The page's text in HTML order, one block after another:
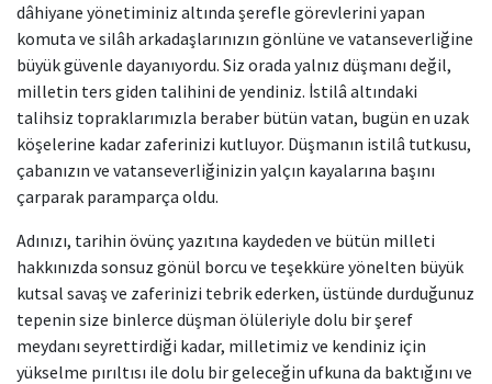
dâhiyane yönetiminiz altında şerefle görevlerini yapan
komuta ve silâh arkadaşlarınızın gönlüne ve vatanseverliğine
büyük güvenle dayanıyordu. Siz orada yalnız düşmanı değil,
milletin ters giden talihini de yendiniz. İstilâ altındaki
talihsiz topraklarımızla beraber bütün vatan, bugün en uzak
köşelerine kadar zaferinizi kutluyor. Düşmanın istilâ tutkusu,
çabanızın ve vatanseverliğinizin yalçın kayalarına başını
çarparak paramparça oldu.
Adınızı, tarihin övünç yazıtına kaydeden ve bütün milleti
hakkınızda sonsuz gönül borcu ve teşekküre yönelten büyük
kutsal savaş ve zaferinizi tebrik ederken, üstünde durduğunuz
tepenin size binlerce düşman ölüleriyle dolu bir şeref
meydanı seyrettirdiği kadar, milletimiz ve kendiniz için
yükselme pırıltısı ile dolu bir geleceğin ufkuna da baktığını ve